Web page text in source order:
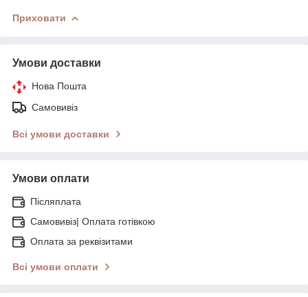
Приховати
Умови доставки
Нова Пошта
Самовивіз
Всі умови доставки
Умови оплати
Післяплата
Самовивіз| Оплата готівкою
Оплата за реквізитами
Всі умови оплати